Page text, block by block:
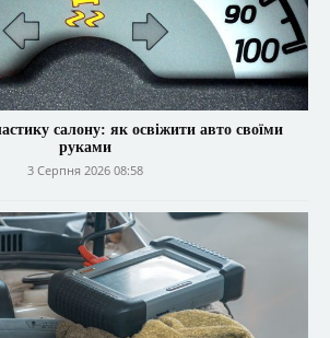
салону: як освіжити авто своїми
руками
3 Серпня 2026 08:58